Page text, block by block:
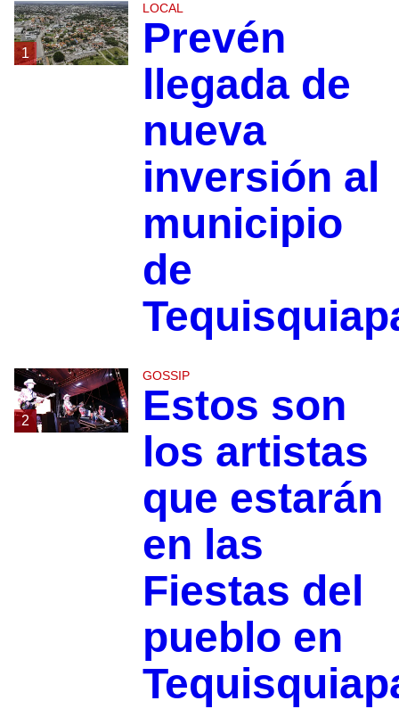
1
LOCAL
Prevén
llegada de
nueva
inversión al
municipio
de
2
GOSSIP
Estos son
los artistas
que estarán
en las
Fiestas del
pueblo en